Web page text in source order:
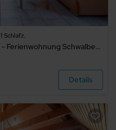
1 Schlafz.
Ferienhaus Am Boddenufer - Ferienwohnung Schwalbennest
Details